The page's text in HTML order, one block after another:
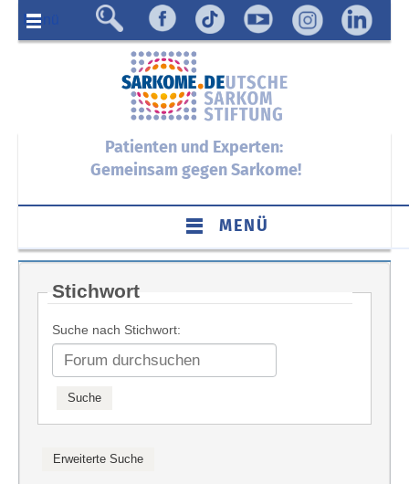
Menü
Patienten und Experten:
Gemeinsam gegen Sarkome!
MENÜ
Stichwort
Suche nach Stichwort: